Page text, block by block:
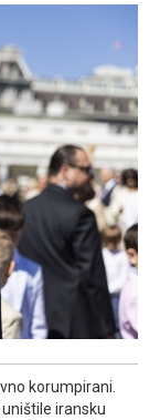
korumpirani.
iransku